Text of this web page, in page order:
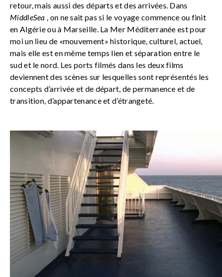
retour, mais aussi des départs et des arrivées. Dans
MiddleSea , on ne sait pas si le voyage commence ou finit
en Algérie ou à Marseille. La Mer Méditerranée est pour
moi un lieu de «mouvement» historique, culturel, actuel,
mais elle est en même temps lien et séparation entre le
sud et le nord. Les ports filmés dans les deux films
deviennent des scènes sur lesquelles sont représentés les
concepts d’arrivée et de départ, de permanence et de
transition, d’appartenance et d’étrangeté.